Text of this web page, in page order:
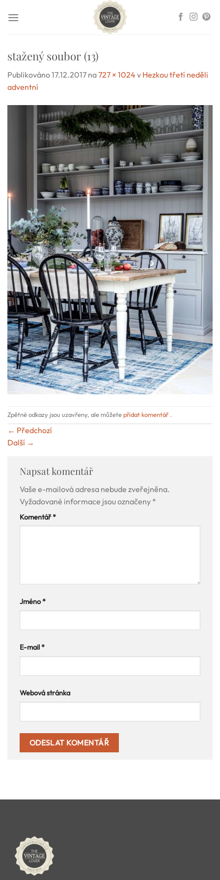
stažený soubor (13)
Publikováno17.12.2017 na727 × 1024 v Hezkou třetí neděli
adventní
Zpětné odkazy jsou uzavřeny, ale můžetepřidat komentář .
← Předchozí
Další →
Napsat komentář
Vaše e-mailová adresa nebude zveřejněna.
Vyžadované informace jsou označeny *
Komentář*
Jméno*
E-mail*
Webová stránka